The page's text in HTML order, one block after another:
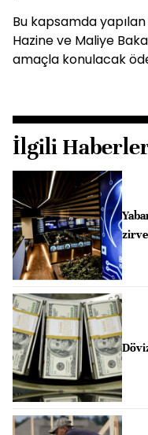
Bu kapsamda
Hazine ve Maliye
amaçla konulacak
İlgili